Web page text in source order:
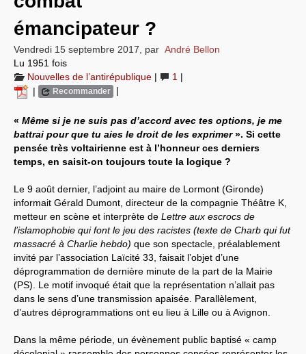
International
Résistances
L’Empire américain
Nouvelles de l’antirépublique
Crises "Covid-19 & H1N1"
Guerre en Ukraine
émancipateur ?
Vendredi 15 septembre 2017 par André Bellon
Lu 1951 fois
Nouvelles de l’antirépublique | 1 |
|
Recommander |
« Même si je ne suis pas d’accord avec tes options, je me
battrai pour que tu aies le droit de les exprimer». Si cette
pensée très voltairienne est à l’honneur ces derniers
temps, en saisit-on toujours toute la logique ?
Le 9 août dernier, l’adjoint au maire de Lormont (Gironde)
informait Gérald Dumont, directeur de la compagnie Théâtre K,
metteur en scène et interprète de Lettre aux escrocs de
l’islamophobie qui font le jeu des racistes (texte de Charb qui fut
massacré à Charlie hebdo) que son spectacle, préalablement
invité par l’association Laïcité 33, faisait l’objet d’une
déprogrammation de dernière minute de la part de la Mairie
(PS). Le motif invoqué était que la représentation n’allait pas
dans le sens d’une transmission apaisée. Parallèlement,
d’autres déprogrammations ont eu lieu à Lille ou à Avignon.
Dans la même période, un évènement public baptisé « camp